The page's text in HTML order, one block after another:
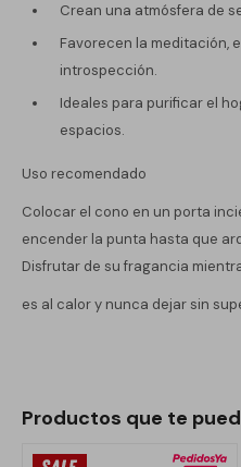
Crean una atmósfera de
Favorecen la meditación,
introspección.
Ideales para purificar el
espacios.
Uso recomendado
Colocar el cono en un porta
encender la punta hasta que
Disfrutar de su fragancia
es al calor y nunca dejar sin
Productos que te